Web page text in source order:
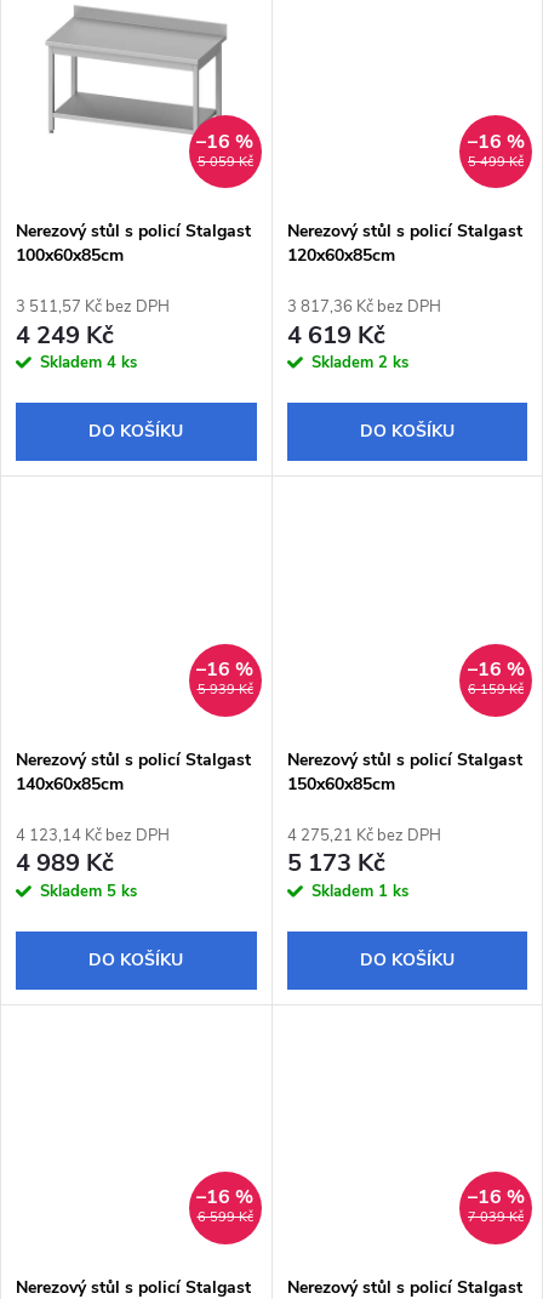
5 059 Kč
–16 %
Nerezový stůl s policí Stalgast
100x60x85cm
3 511,57 Kč bez DPH
4 249 Kč
Skladem 4 ks
DO KOŠÍKU
5 499 Kč
–16 %
Nerezový stůl s policí Stalgast
120x60x85cm
3 817,36 Kč bez DPH
4 619 Kč
Skladem 2 ks
DO KOŠÍKU
5 939 Kč
–16 %
Nerezový stůl s policí Stalgast
140x60x85cm
4 123,14 Kč bez DPH
4 989 Kč
Skladem 5 ks
DO KOŠÍKU
6 159 Kč
–16 %
Nerezový stůl s policí Stalgast
150x60x85cm
4 275,21 Kč bez DPH
5 173 Kč
Skladem 1 ks
DO KOŠÍKU
6 599 Kč
–16 %
Nerezový stůl s policí Stalgast
7 039 Kč
–16 %
Nerezový stůl s policí Stalgast